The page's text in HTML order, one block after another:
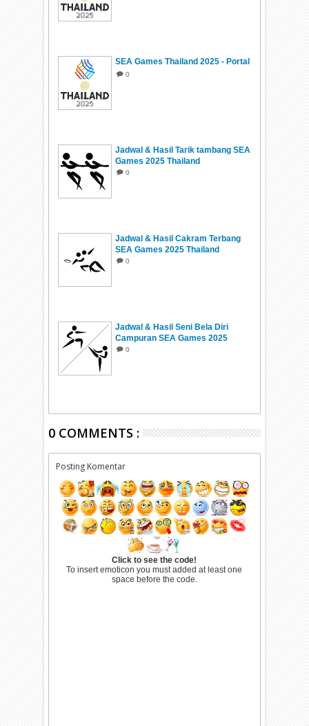
SEA Games Thailand 2025 - Portal
0
Jadwal & Hasil Tarik tambang SEA
Games 2025 Thailand
0
Jadwal & Hasil Cakram Terbang
SEA Games 2025 Thailand
0
Jadwal & Hasil Seni Bela Diri
Campuran SEA Games 2025
Thailand
0
0 COMMENTS :
Posting Komentar
Click to see the code!
To insert emoticon you must added at least one
space before the code.